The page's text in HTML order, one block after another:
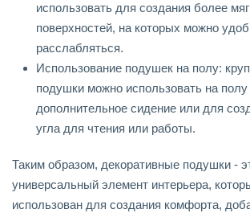
использовать для создания более
поверхностей, на которых можно
расслабляться.
Использование подушек на полу:
подушки можно использовать на полу
дополнительное сидение или для
угла для чтения или работы.
Таким образом, декоративные подушки -
универсальный элемент интерьера,
использован для создания комфорта,